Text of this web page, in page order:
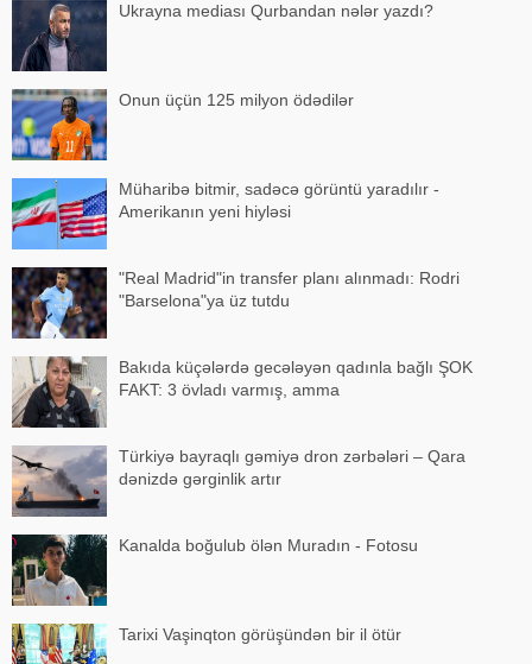
Ukrayna mediası Qurbandan nələr yazdı?
Onun üçün 125 milyon ödədilər
Müharibə bitmir, sadəcə görüntü yaradılır -
Amerikanın yeni hiyləsi
"Real Madrid"in transfer planı alınmadı: Rodri
"Barselona"ya üz tutdu
Bakıda küçələrdə gecələyən qadınla bağlı ŞOK
FAKT: 3 övladı varmış, amma
Türkiyə bayraqlı gəmiyə dron zərbələri – Qara
dənizdə gərginlik artır
Kanalda boğulub ölən Muradın - Fotosu
Tarixi Vaşinqton görüşündən bir il ötür